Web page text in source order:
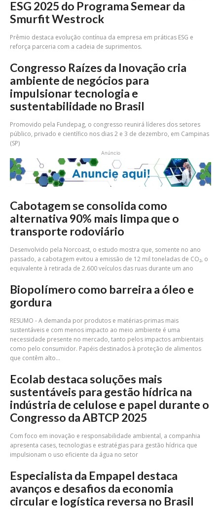
ESG 2025 do Programa Semear da
Smurfit Westrock
Prêmio destaca evolução contínua da empresa em práticas ESG e
reforça parceria com a cadeia de suprimentos.
Congresso Raízes da Inovação cria
ambiente de negócios para
impulsionar tecnologia e
sustentabilidade no Brasil
Promovido pela Fundepag, o congresso reunirá líderes dos setores
público, privado e científico nos dias 2 e 3 de dezembro, em Campinas
(SP)
Anúncio
Cabotagem se consolida como
alternativa 90% mais limpa que o
transporte rodoviário
Desenvolvido pela Norcoast, o estudo mostra que, somente no ano
passado, a cabotagem evitou a emissão de 12 mil toneladas de CO₂, o
equivalente à retirada de 2.600 veículos das ruas durante um ano
Biopolímero como barreira a óleo e
gordura
RESUMO - A demanda por produtos e matérias-primas mais
sustentáveis e com menos impacto ao meio ambiente é uma
necessidade presente no mercado, tanto pelos impactos ambientais
como pelo consumidor. Papéis destinados à proteção de alimentos
que contêm alto...
Ecolab destaca soluções mais
sustentáveis para gestão hídrica na
indústria de celulose e papel durante o
Congresso da ABTCP 2025
Com foco em inovação e responsabilidade ambiental, a companhia
apresenta cases, tecnologias e estratégias para gestão hídrica que
impulsionam o uso eficiente da água no setor
Especialista da Empapel destaca
avanços e desafios da economia
circular e logística reversa no Brasil